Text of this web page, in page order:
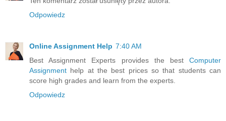
Odpowiedz
Online Assignment Help 7:40 AM
Best Assignment Experts provides the best Computer
Assignment help at the best prices so that students can
score high grades and learn from the experts.
Odpowiedz